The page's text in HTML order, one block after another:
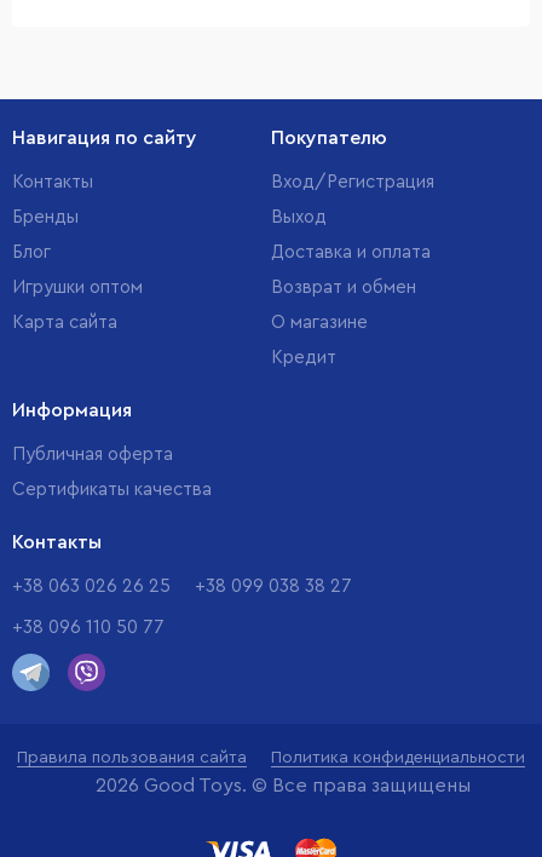
Навигация по сайту
Контакты
Бренды
Блог
Игрушки оптом
Карта сайта
Покупателю
Вход/Регистрация
Выход
Доставка и оплата
Возврат и обмен
О магазине
Кредит
Информация
Публичная оферта
Сертификаты качества
Контакты
+38 063 026 26 25 +38 099 038 38 27
+38 096 110 50 77
Правила пользования сайта Политика конфиденциальности
2026 Good Toys. © Все права защищены